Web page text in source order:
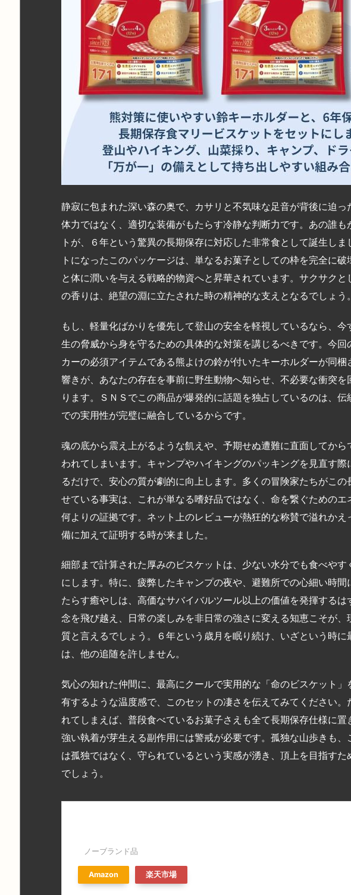
静寂に包まれた深い森の奥で、カサリと不気味な足音が背後に迫
体力ではなく、適切な装備がもたらす冷静な判断力です。あの誰
トが、６年という驚異の長期保存に対応した非常食として誕生し
トになったこのパッケージは、単なるお菓子としての枠を完全に
と体に潤いを与える戦略的物資へと昇華されています。サクサク
の香りは、絶望の淵に立たされた時の精神的な支えとなるでしょう。
もし、軽量化ばかりを優先して登山の安全を軽視しているなら、
生の脅威から身を守るための具体的な対策を講じるべきです。今回
カーの必須アイテムである熊よけの鈴が付いたキーホルダーが同
響きが、あなたの存在を事前に野生動物へ知らせ、不必要な衝突
ります。ＳＮＳでこの商品が爆発的に話題を独占しているのは、
での実用性が完璧に融合しているからです。
魂の底から震え上がるような飢えや、予期せぬ遭難に直面してか
われてしまいます。キャンプやハイキングのパッキングを見直す
るだけで、安心の質が劇的に向上します。多くの冒険家たちがこ
せている事実は、これが単なる嗜好品ではなく、命を繋ぐための
何よりの証拠です。ネット上のレビューが熱狂的な称賛で溢れか
備に加えて証明する時が来ました。
細部まで計算された厚みのビスケットは、少ない水分でも食べや
にします。特に、疲弊したキャンプの夜や、避難所での心細い時
たらす癒やしは、高価なサバイバルツール以上の価値を発揮する
念を飛び越え、日常の楽しみを非日常の強さに変える知恵こそが
質と言えるでしょう。６年という歳月を眠り続け、いざという時
は、他の追随を許しません。
気心の知れた仲間に、最高にクールで実用的な「命のビスケット
有するような温度感で、このセットの凄さを伝えてみてください
れてしまえば、普段食べているお菓子さえも全て長期保存仕様に
強い執着が芽生える副作用には警戒が必要です。孤独な山歩きも
は孤独ではなく、守られているという実感が湧き、頂上を目指す
でしょう。
ノーブランド品
Amazon 楽天市場